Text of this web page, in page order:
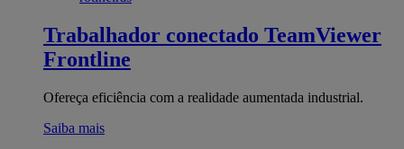
Trabalhador conectado TeamViewer
Frontline
Ofereça eficiência com a realidade aumentada industrial.
Saiba mais